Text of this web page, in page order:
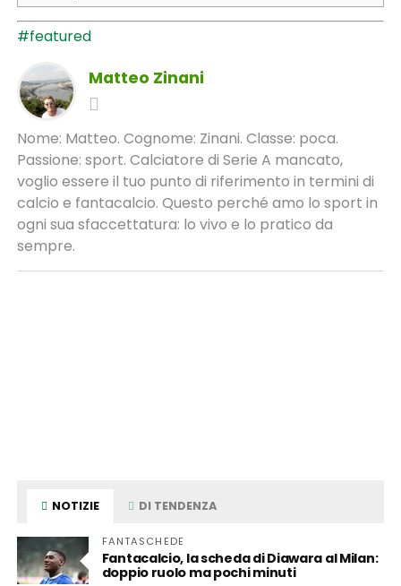
#featured
Matteo Zinani
Nome: Matteo. Cognome: Zinani. Classe: poca.
Passione: sport. Calciatore di Serie A mancato,
voglio essere il tuo punto di riferimento in termini di
calcio e fantacalcio. Questo perché amo lo sport in
ogni sua sfaccettatura: lo vivo e lo pratico da
sempre.
NOTIZIE DI TENDENZA
FANTASCHEDE
Fantacalcio, la scheda di Diawara al Milan:
doppio ruolo ma pochi minuti